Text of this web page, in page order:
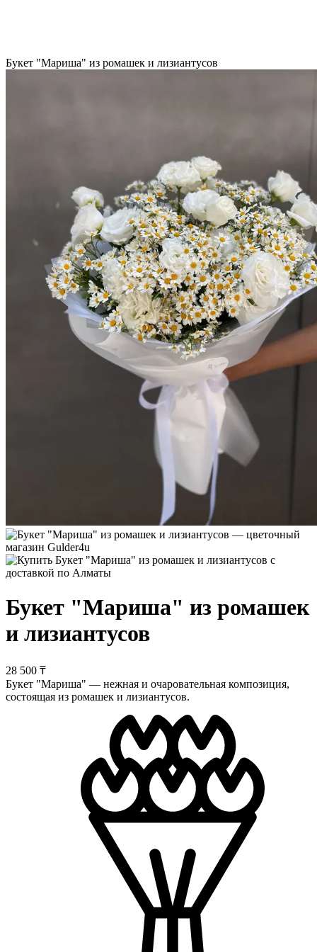
Букет "Мариша" из ромашек и лизиантусов
Букет "Мариша" из ромашек
и лизиантусов
28 500 ₸
Букет "Мариша" — нежная и очаровательная композиция,
состоящая из ромашек и лизиантусов.